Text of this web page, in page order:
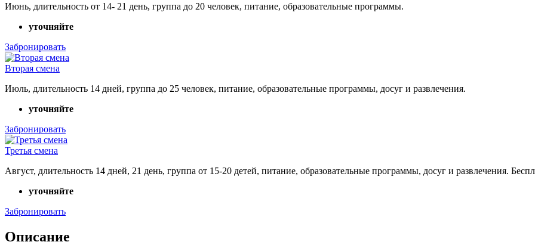
Июнь, длительность от 14- 21 день, группа до 20 человек, питание, образовательные программы.
уточняйте
Забронировать
Вторая смена
Июль, длительность 14 дней, группа до 25 человек, питание, образовательные программы, досуг и развлечения.
уточняйте
Забронировать
Третья смена
Август, длительность 14 дней, 21 день, группа от 15-20 детей, питание, образовательные программы, досуг и развлечения.
уточняйте
Забронировать
Описание